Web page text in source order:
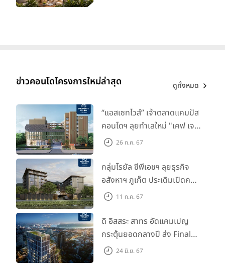
ข่าวคอนโดโครงการใหม่ล่าสุด ดูทั้งหมด
“แอสเซทไวส์” เจ้าตลาดแคมปัส
คอนโดฯ ลุยทำเลใหม่ "เคฟ เจ
เนซิส นครปฐม" จับมือพาร์ท
26 ก.ค. 67
กลุ่มโรยัล ซีพีเอชฯ ลุยธุรกิจ
อสังหาฯ ภูเก็ต ประเดิมเปิดคอน
โดฯ "เลค อเวนิว ภูเก็ต" พรีเซล
11 ก.ค. 67
ดิ อิสสระ สาทร อัดแคมเปญ
กระตุ้นยอดกลางปี ส่ง Final
Call ห้องหลุดดาวน์ หั่นราคา
24 มิ.ย. 67